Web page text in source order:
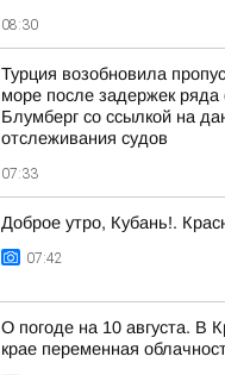
08:30
Турция возобновила
море после задержек
Блумберг со ссылкой на
отслеживания судов
07:33
Доброе утро, Кубань!.
07:42
О погоде на 10 августа. В
крае переменная